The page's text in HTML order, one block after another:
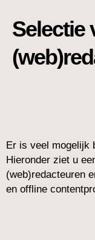
Selectie
Er is veel mogelijk
Hieronder ziet u
(web)redacteuren
en offline